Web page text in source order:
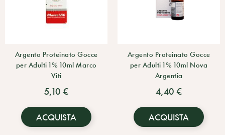
Argento Proteinato Gocce
per Adulti 1% 10ml Marco
Viti
5,10 €
ACQUISTA
Argento Proteinato Gocce
per Adulti 1% 10ml Nova
Argentia
4,40 €
ACQUISTA